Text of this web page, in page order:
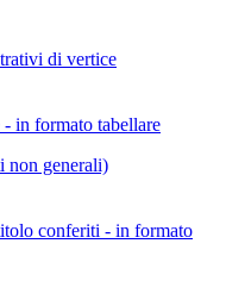
di vertice
in formato tabellare
non generali)
conferiti - in formato